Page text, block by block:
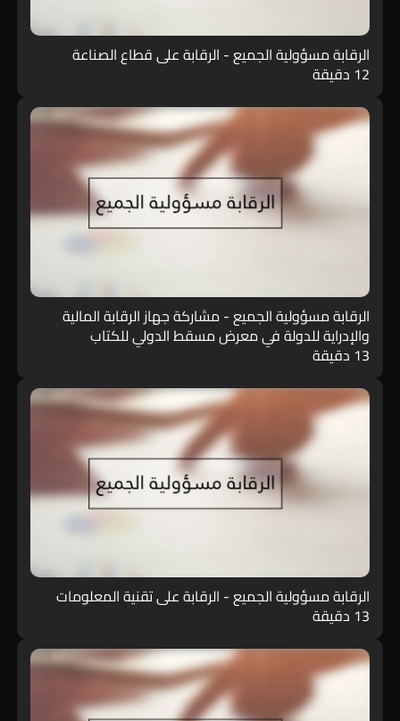
الرقابة مسؤولية الجميع - الرقابة على قطاع الصناعة
12 دقيقة
الرقابة مسؤولية الجميع - مشاركة جهاز الرقابة المالية
والإدراية للدولة في معرض مسقط الدولي للكتاب
13 دقيقة
الرقابة مسؤولية الجميع - الرقابة على تقنية المعلومات
13 دقيقة